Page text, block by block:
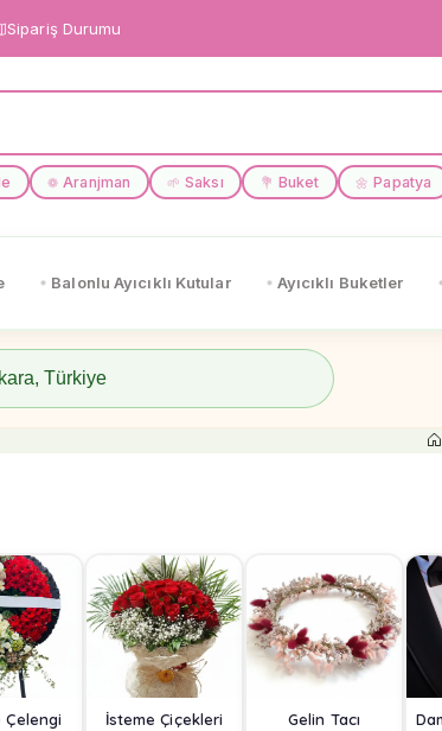
Sipariş Durumu
❁ Aranjman 🌱 Saksı 💐 Buket 🌼 Papatya
Balonlu Ayıcıklı Kutular Ayıcıklı Buketler
Çelengi İsteme Çiçekleri Gelin Tacı